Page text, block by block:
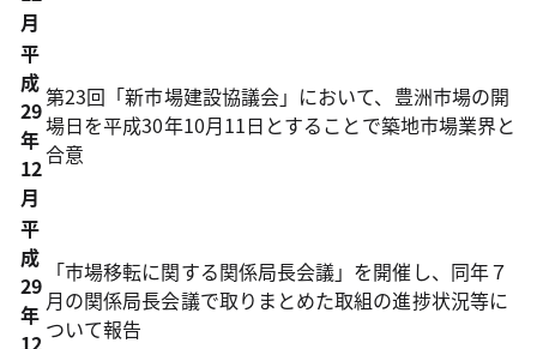
月
平
成
29
年
12
月
第23回「新市場建設協議会」において、豊洲市場の開
場日を平成30年10月11日とすることで築地市場業界と
合意
平
成
29
年
12
「市場移転に関する関係局長会議」を開催し、同年７
月の関係局長会議で取りまとめた取組の進捗状況等に
ついて報告